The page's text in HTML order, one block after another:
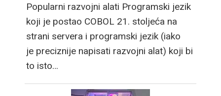
Popularni razvojni alati Programski jezik
koji je postao COBOL 21. stoljeća na
strani servera i programski jezik (iako
je preciznije napisati razvojni alat) koji bi
to isto…